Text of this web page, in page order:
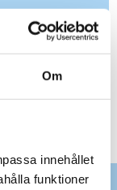
Om
innehållet
funktioner